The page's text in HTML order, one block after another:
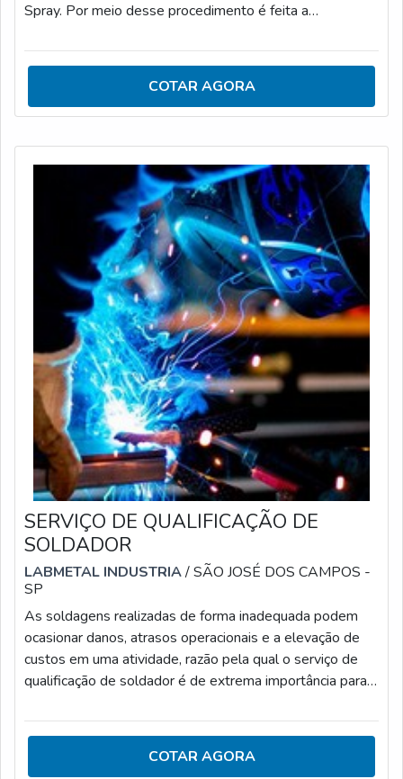
Spray. Por meio desse procedimento é feita a
relação à corrosão.DENTRO DOS PADRÕES DE
ensaios de corrosão devem atender rigorosamente são:
DIN 50021 SS; ASTM B117; Mil Std 810E; ABNT
8502.Sendo d
COTAR AGORA
SERVIÇO DE QUALIFICAÇÃO DE
SOLDADOR
LABMETAL INDUSTRIA/ SÃO JOSÉ DOS CAMPOS -
SP
As soldagens realizadas de forma inadequada podem
ocasionar danos, atrasos operacionais e a elevação de
custos em uma atividade, razão pela qual o serviço de
qualificação de soldador é de extrema importância para
consiste na: Elaboração do Procedimento de Soldagem
Procedimento de Soldagem (RQPS); Elaboração do
COTAR AGORA